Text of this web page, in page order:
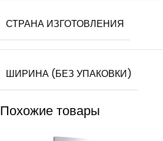
СТРАНА ИЗГОТОВЛЕНИЯ
ШИРИНА (БЕЗ УПАКОВКИ)
Похожие товары